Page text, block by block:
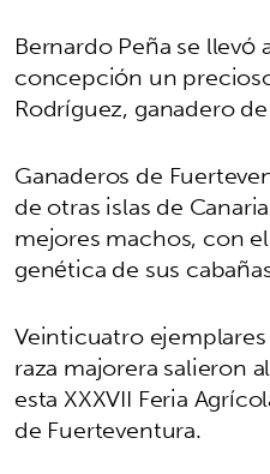
Bernardo Peña se llevó
concepción un
Rodríguez, ganadero
Ganaderos de
de otras islas de
mejores machos, con
genética de sus
Veinticuatro
raza majorera salieron
esta XXXVII Feria
de Fuerteventura.